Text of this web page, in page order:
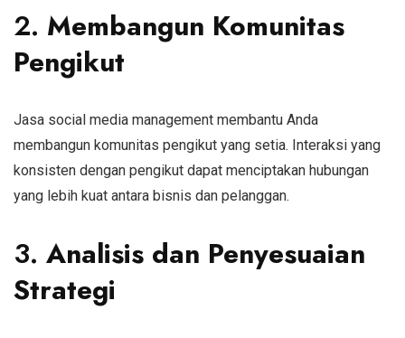
2. Membangun Komunitas
Pengikut
Jasa social media management membantu Anda
membangun komunitas pengikut yang setia. Interaksi yang
konsisten dengan pengikut dapat menciptakan hubungan
yang lebih kuat antara bisnis dan pelanggan.
3. Analisis dan Penyesuaian
Strategi